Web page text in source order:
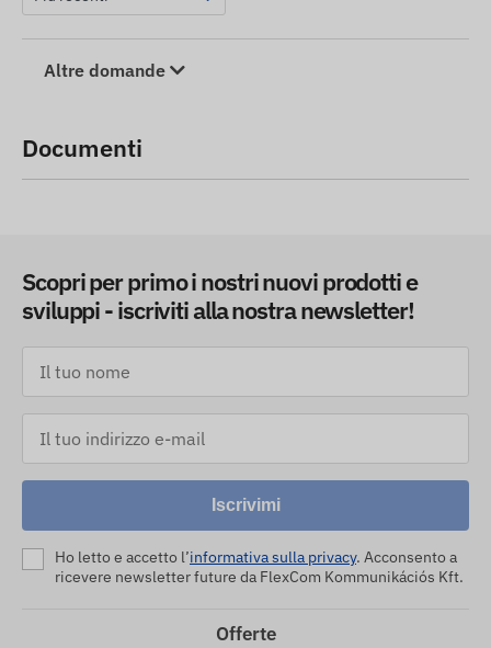
Altre domande
Documenti
Scopri per primo i nostri nuovi prodotti e
sviluppi - iscriviti alla nostra newsletter!
Iscrivimi
Ho letto e accetto l’informativa sulla privacy. Acconsento a
ricevere newsletter future da FlexCom Kommunikációs Kft.
Offerte